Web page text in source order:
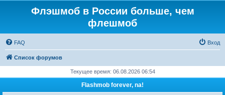
Флэшмоб в России больше, чем
флешмоб
FAQ Вход
Список форумов
Текущее время: 06.08.2026 06:54
Flashmob forever, na!